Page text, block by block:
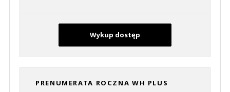
Wykup dostęp
PRENUMERATA ROCZNA WH PLUS